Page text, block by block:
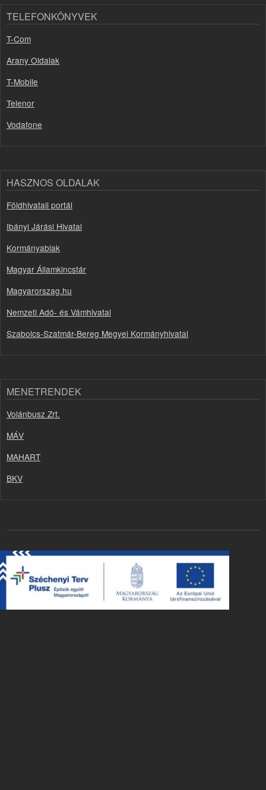
TELEFONKÖNYVEK
T-Com
Arany Oldalak
T-Mobile
Telenor
Vodafone
HASZNOS OLDALAK
Földhivatali portál
Ibányi Járási Hivatal
Kormányablak
Magyar Államkincstár
Magyarorszag.hu
Nemzeti Adó- és Vámhivatal
Szabolcs-Szatmár-Bereg Megyei Kormányhivatal
MENETRENDEK
Volánbusz Zrt.
MÁV
MAHART
BKV